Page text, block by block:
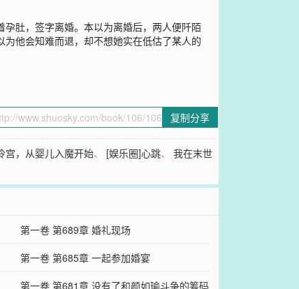
肚，签字离婚。本以为离婚后，两人便阡陌
他会知难而退，却不想她实在低估了某人的
复制分享
宫，从婴儿入魔开始、 [娱乐圈]心跳、我在末世
第一卷 第689章 婚礼现场
第一卷 第685章 一起参加婚宴
第一卷 第681章 没有了和颜如瑜斗争的筹码